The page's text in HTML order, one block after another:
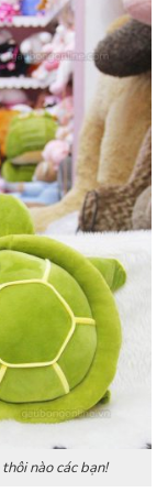
nào các bạn!